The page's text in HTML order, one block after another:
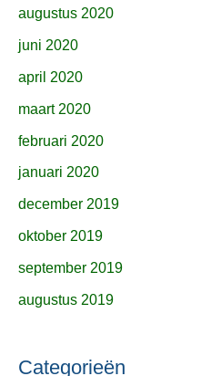
augustus 2020
juni 2020
april 2020
maart 2020
februari 2020
januari 2020
december 2019
oktober 2019
september 2019
augustus 2019
Categorieën